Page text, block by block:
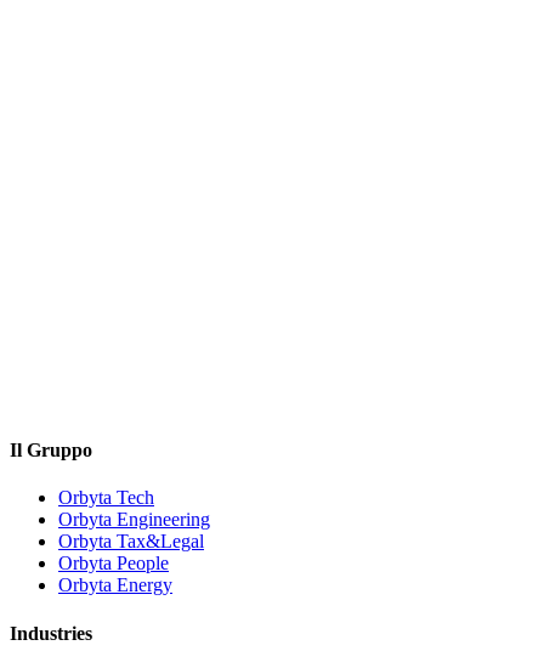
Il Gruppo
Orbyta Tech
Orbyta Engineering
Orbyta Tax&Legal
Orbyta People
Orbyta Energy
Industries